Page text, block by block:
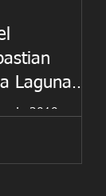
Laguna
de 2019, en
Seca, se